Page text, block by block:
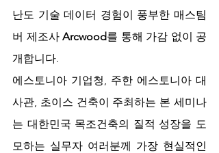
난도 기술 데이터 경험이 풍부한 매스팀
버 제조사 Arcwood를 통해 가감 없이 공
개합니다.
에스토니아 기업청, 주한 에스토니아 대
사관, 초이스 건축이 주최하는 본 세미나
는 대한민국 목조건축의 질적 성장을 도
모하는 실무자 여러분께 가장 현실적인